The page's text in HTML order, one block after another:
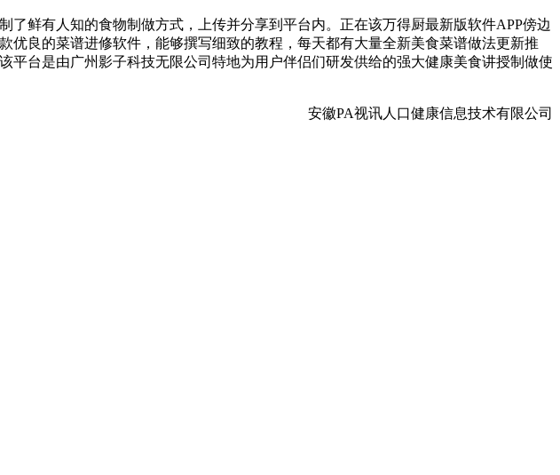
鲜有人知的食物制做方式，上传并分享到平台内。正在该万得厨最新版软件APP傍边
良的菜谱进修软件，能够撰写细致的教程，每天都有大量全新美食菜谱做法更新推
台是由广州影子科技无限公司特地为用户伴侣们研发供给的强大健康美食讲授制做使
安徽PA视讯人口健康信息技术有限公司